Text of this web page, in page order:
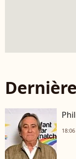
18:06